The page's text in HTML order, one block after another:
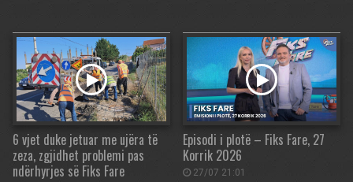
6 vjet duke jetuar me ujëra të
zeza, zgjidhet problemi pas
ndërhyrjes së Fiks Fare
Episodi i plotë – Fiks Fare, 27
Korrik 2026
27/07 21:01